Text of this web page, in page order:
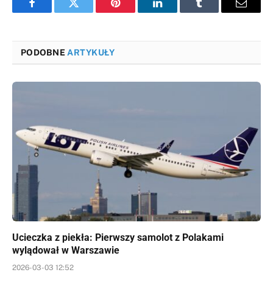
FacebookTwitter Pinterest LinkedInTumblr Email
PODOBNE ARTYKUŁY
Ucieczka z piekła: Pierwszy samolot z Polakami
wylądował w Warszawie
2026-03-03 12:52